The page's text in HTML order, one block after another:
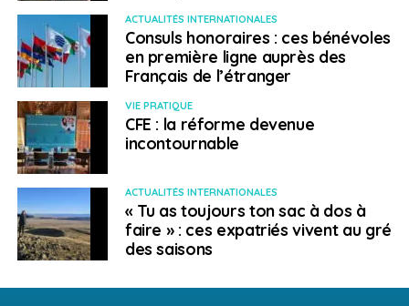
ACTUALITÉS INTERNATIONALES
Consuls honoraires : ces bénévoles
en première ligne auprès des
Français de l’étranger
VIE PRATIQUE
CFE : la réforme devenue
incontournable
ACTUALITÉS INTERNATIONALES
« Tu as toujours ton sac à dos à
faire » : ces expatriés vivent au gré
des saisons